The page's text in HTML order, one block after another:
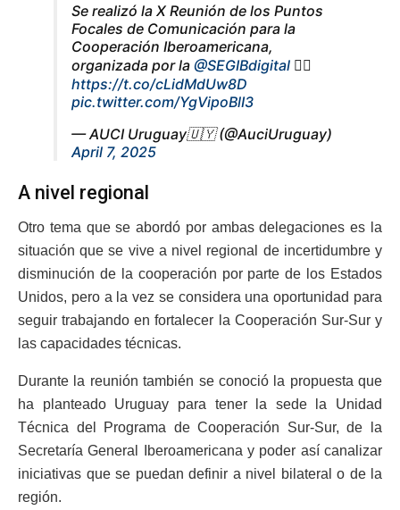
Se realizó la X Reunión de los Puntos
Focales de Comunicación para la
Cooperación Iberoamericana,
organizada por la @SEGIBdigital 👉🏻
https://t.co/cLidMdUw8D
pic.twitter.com/YgVipoBlI3
— AUCI Uruguay🇺🇾 (@AuciUruguay)
April 7, 2025
A nivel regional
Otro tema que se abordó por ambas delegaciones es la
situación que se vive a nivel regional de incertidumbre y
disminución de la cooperación por parte de los Estados
Unidos, pero a la vez se considera una oportunidad para
seguir trabajando en fortalecer la Cooperación Sur-Sur y
las capacidades técnicas.
Durante la reunión también se conoció la propuesta que
ha planteado Uruguay para tener la sede la Unidad
Técnica del Programa de Cooperación Sur-Sur, de la
Secretaría General Iberoamericana y poder así canalizar
iniciativas que se puedan definir a nivel bilateral o de la
región.